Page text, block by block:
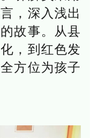
，深入浅出
故事。从县
，到红色发
方位为孩子